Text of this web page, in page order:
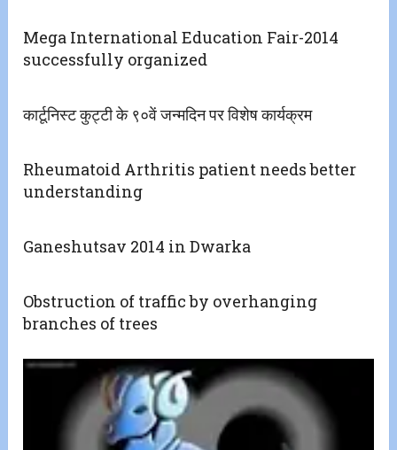
Mega International Education Fair-2014
successfully organized
कार्टूनिस्ट कुट्टी के ९०वें जन्मदिन पर विशेष कार्यक्रम
Rheumatoid Arthritis patient needs better
understanding
Ganeshutsav 2014 in Dwarka
Obstruction of traffic by overhanging
branches of trees